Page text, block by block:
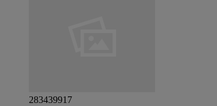
283439917